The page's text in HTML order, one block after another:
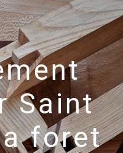
Saint
foret